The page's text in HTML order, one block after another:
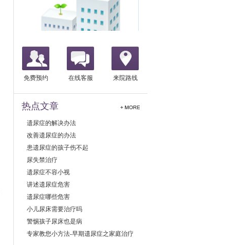
免费预约 在线客服 来院路线
热点文章
遗尿症的解决办法
改善遗尿症的办法
患遗尿症的孩子伤不起
尿失禁治疗
遗尿症不容小视
讲述遗尿症危害
遗尿症哪些危害
小儿尿床需要治疗吗
警惕孩子尿床也是病
专家教您小方法-早期遗尿症之家庭治疗